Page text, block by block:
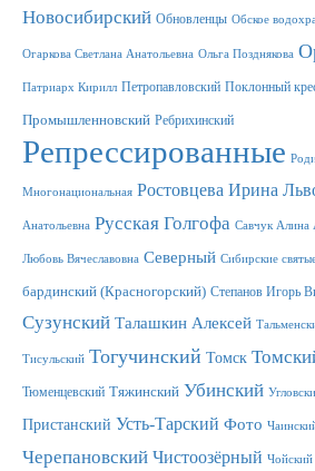
Новосибирский Обновленцы Обское
Огаркова Светлана Анатольевна Ольга Позднякова
Патриарх Кирилл Петропавловский Поклонный
Промышленновский Ребрихинский
Репрессированные
Многонациональная Ростовцева Ирина
Анатольевна Русская Голгофа Савчук Алина
Любовь Вячеславовна Северный Сибирские
бардинский (Красногорский) Степанов Игорь
Сузунский Талашкин Алексей
Тисульский Тогучинский Томск
Тюменцевский Тяжинский Убинский
Пристанский Усть-Тарский Фото
Черепановский Чистоозёрный Чойский